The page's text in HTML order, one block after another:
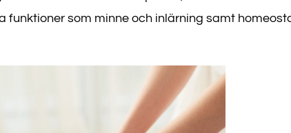
funktioner som minne och inlärning samt